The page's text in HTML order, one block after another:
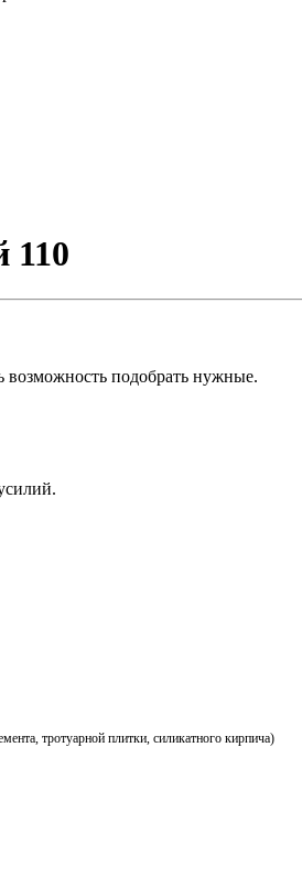
110
подобрать нужные.
тротуарной плитки, силикатного кирпича)